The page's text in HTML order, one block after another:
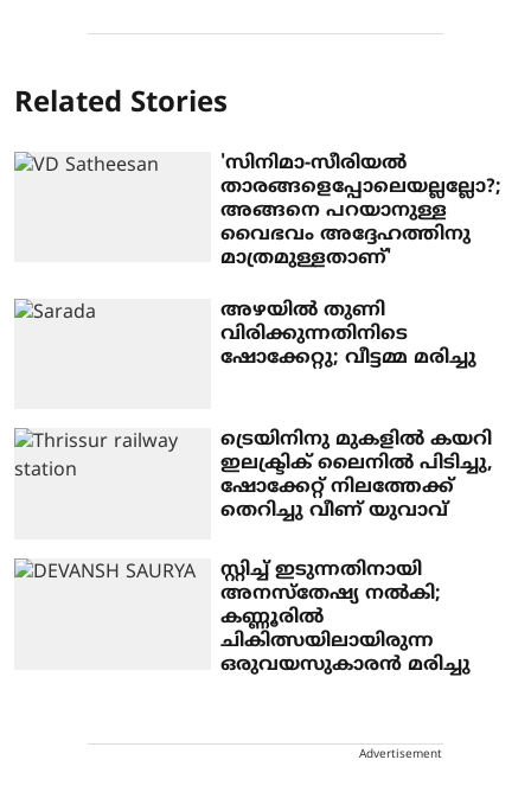
Related Stories
'സിനിമാ-സീരിയല്‍
താരങ്ങളെപ്പോലെയല്ലല്ലോ?;
അങ്ങനെ പറയാനുള്ള
വൈഭവം അദ്ദേഹത്തിനു
മാത്രമുള്ളതാണ്'
അഴയില്‍ തുണി
വിരിക്കുന്നതിനിടെ
ഷോക്കേറ്റു; വീട്ടമ്മ മരിച്ചു
ട്രെയിനിനു മുകളിൽ കയറി
ഇലക്ട്രിക് ലൈനിൽ പിടിച്ചു,
ഷോക്കേറ്റ് നിലത്തേക്ക്
തെറിച്ചു വീണ് യുവാവ്
സ്റ്റിച്ച് ഇടുന്നതിനായി
അനസ്‌തേഷ്യ നല്‍കി;
കണ്ണൂരില്‍
ചികിത്സയിലായിരുന്ന
ഒരുവയസുകാരന്‍ മരിച്ചു
Advertisement